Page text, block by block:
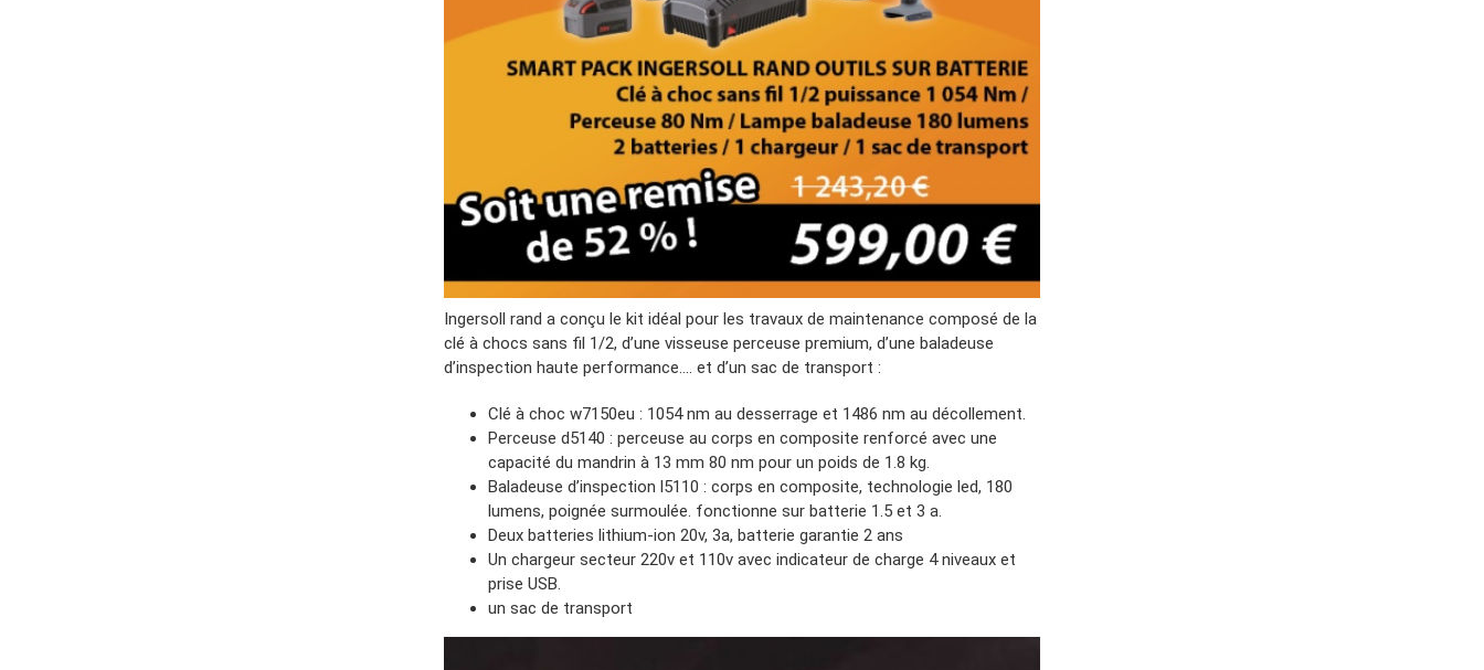
Ingersoll rand a conçu le kit idéal pour les travaux de maintenance composé de la
clé à chocs sans fil 1/2, d’une visseuse perceuse premium, d’une baladeuse
d’inspection haute performance…. et d’un sac de transport :
Clé à choc w7150eu : 1054 nm au desserrage et 1486 nm au décollement.
Perceuse d5140 : perceuse au corps en composite renforcé avec une
capacité du mandrin à 13 mm 80 nm pour un poids de 1.8 kg.
Baladeuse d’inspection l5110 : corps en composite, technologie led, 180
lumens, poignée surmoulée. fonctionne sur batterie 1.5 et 3 a.
Deux batteries lithium-ion 20v, 3a, batterie garantie 2 ans
Un chargeur secteur 220v et 110v avec indicateur de charge 4 niveaux et
prise USB.
un sac de transport